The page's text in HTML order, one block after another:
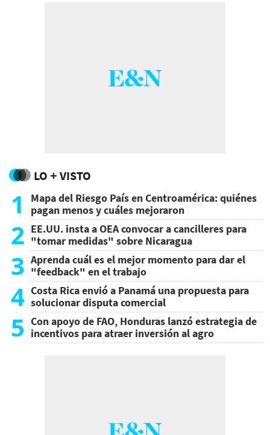
LO + VISTO
1
Mapa del Riesgo País en Centroamérica: quiénes
pagan menos y cuáles mejoraron
2 EE.UU. insta a OEA convocar a cancilleres para
"tomar medidas" sobre Nicaragua
3 Aprenda cuál es el mejor momento para dar el
"feedback" en el trabajo
4 Costa Rica envió a Panamá una propuesta para
solucionar disputa comercial
5 Con apoyo de FAO, Honduras lanzó estrategia de
incentivos para atraer inversión al agro